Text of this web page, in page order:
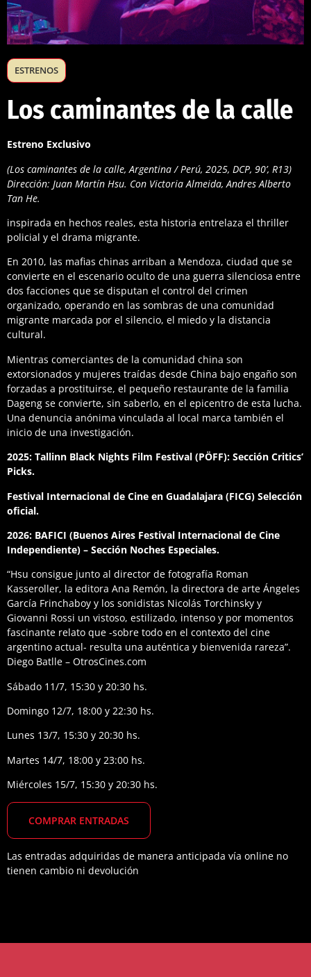
ESTRENOS
Los caminantes de la calle
Estreno Exclusivo
(Los caminantes de la calle, Argentina / Perú, 2025, DCP, 90’, R13)
Dirección: Juan Martín Hsu. Con Victoria Almeida, Andres Alberto
Tan He.
inspirada en hechos reales, esta historia entrelaza el thriller
policial y el drama migrante.
En 2010, las mafias chinas arriban a Mendoza, ciudad que se
convierte en el escenario oculto de una guerra silenciosa entre
dos facciones que se disputan el control del crimen
organizado, operando en las sombras de una comunidad
migrante marcada por el silencio, el miedo y la distancia
cultural.
Mientras comerciantes de la comunidad china son
extorsionados y mujeres traídas desde China bajo engaño son
forzadas a prostituirse, el pequeño restaurante de la familia
Dageng se convierte, sin saberlo, en el epicentro de esta lucha.
Una denuncia anónima vinculada al local marca también el
inicio de una investigación.
2025: Tallinn Black Nights Film Festival (PÖFF): Sección Critics’
Picks.
Festival Internacional de Cine en Guadalajara (FICG) Selección
oficial.
2026: BAFICI (Buenos Aires Festival Internacional de Cine
Independiente) – Sección Noches Especiales.
“Hsu consigue junto al director de fotografía Roman
Kasseroller, la editora Ana Remón, la directora de arte Ángeles
García Frinchaboy y los sonidistas Nicolás Torchinsky y
Giovanni Rossi un vistoso, estilizado, intenso y por momentos
fascinante relato que -sobre todo en el contexto del cine
argentino actual- resulta una auténtica y bienvenida rareza”.
Diego Batlle – OtrosCines.com
Sábado 11/7, 15:30 y 20:30 hs.
Domingo 12/7, 18:00 y 22:30 hs.
Lunes 13/7, 15:30 y 20:30 hs.
Martes 14/7, 18:00 y 23:00 hs.
Miércoles 15/7, 15:30 y 20:30 hs.
COMPRAR ENTRADAS
Las entradas adquiridas de manera anticipada vía online no
tienen cambio ni devolución